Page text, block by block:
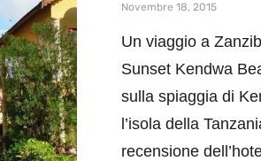
Novembre 18, 2015
Un viaggio a
Sunset Kendwa
sulla spiaggia di
l’isola della
recensione